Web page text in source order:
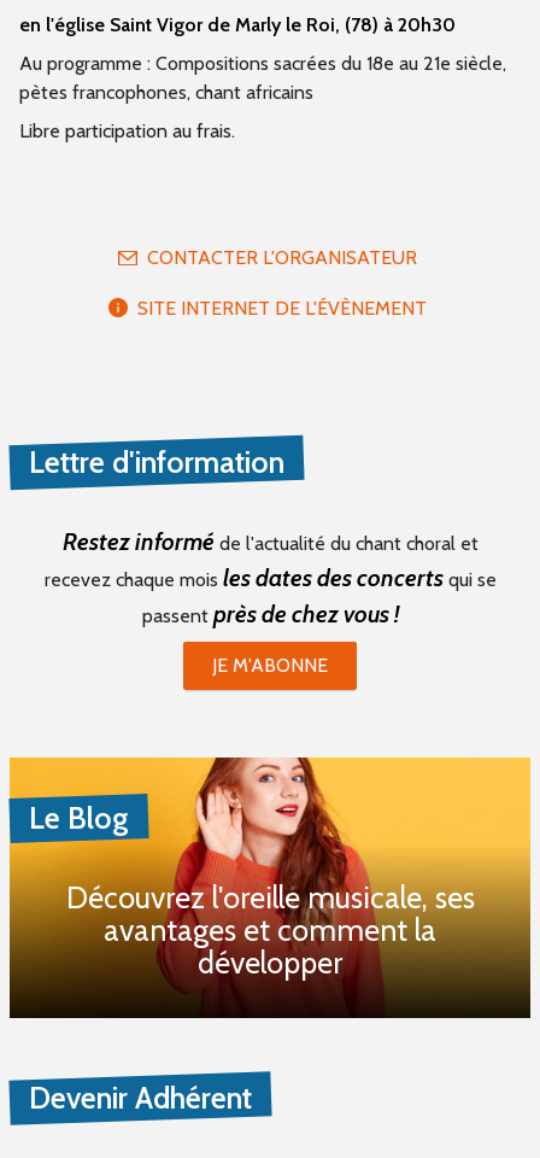
en l'église Saint Vigor de Marly le Roi, (78) à 20h30
Au programme : Compositions sacrées du 18e au 21e siècle,
pètes francophones, chant africains
Libre participation au frais.
CONTACTER L'ORGANISATEUR
SITE INTERNET DE L'ÉVÈNEMENT
Lettre d'information
Restez informé de l'actualité du chant choral et
recevez chaque mois les dates des concertsqui se
passent près de chez vous !
JE M'ABONNE
Le Blog
Découvrez l'oreille musicale, ses
avantages et comment la
développer
Devenir Adhérent